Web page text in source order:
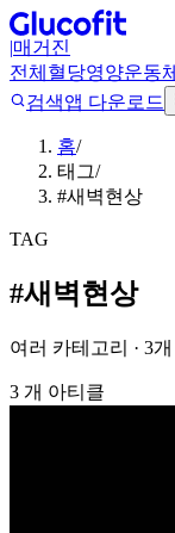
|매거진
전체 혈당영양운동
검색앱 다운로드
홈/
태그/
#새벽현상
TAG
#새벽현상
여러 카테고리 · 3
3 개 아티클